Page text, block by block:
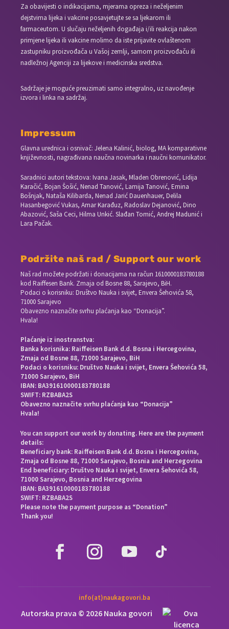
Za obavijesti o indikacijama, mjerama opreza i neželjenim
dejstvima lijeka i vakcine posavjetujte se sa ljekarom ili
farmaceutom. U slučaju neželjenih događaja i/ili reakcija nakon
primjene lijeka ili vakcine molimo da iste prijavite ovlaštenom
zastupniku proizvođača u Vašoj zemlji, samom proizvođaču ili
nadležnoj Agenciji za lijekove i medicinska sredstva.
Sadržaje je moguće preuzimati samo integralno, uz navođenje
izvora i linka na sadržaj.
Impressum
Glavna urednica i osnivač: Jelena Kalinić, biolog, MA komparativne
književnosti, nagrađivana naučna novinarka i naučni komunikator.
Saradnici autori tekstova: Ivana Jasak, Mladen Obrenović, Lidija
Karačić, Bojan Šošić, Nenad Tanović, Lamija Tanović, Emina
Bošnjak, Nataša Kilibarda, Nenad Jarić Dauenhauer, Delila
Hasanbegović Vukas, Amar Karađuz, Radoslav Dejanović, Dino
Abazović, Saša Ceci, Hilma Unkić. Slađan Tomić, Andrej Madunić i
Lara Pačak.
Podržite naš rad / Support our work
Naš rad možete podržati i donacijama na račun 1610000183780188
kod Raiffesen Bank. Zmaja od Bosne 88, Sarajevo, BiH.
Podaci o korisniku: Društvo Nauka i svijet, Envera Šehovića 58,
71000 Sarajevo
Obavezno naznačite svrhu plaćanja kao “Donacija”.
Hvala!
Plaćanje iz inostranstva:
Banka korisnika: Raiffeisen Bank d.d. Bosna i Hercegovina,
Zmaja od Bosne 88, 71000 Sarajevo, BiH
Podaci o korisniku: Društvo Nauka i svijet, Envera Šehovića 58,
71000 Sarajevo, BiH
IBAN: BA391610000183780188
SWIFT: RZBABA2S
Obavezno naznačite svrhu plaćanja kao “Donacija”
Hvala!
You can support our work by donating. Here are the payment
details:
Beneficiary bank: Raiffeisen Bank d.d. Bosna i Hercegovina,
Zmaja od Bosne 88, 71000 Sarajevo, Bosnia and Herzegovina
End beneficiary: Društvo Nauka i svijet, Envera Šehovića 58,
71000 Sarajevo, Bosnia and Herzegovina
IBAN: BA391610000183780188
SWIFT: RZBABA2S
Please note the payment purpose as “Donation”
Thank you!
info(at)naukagovori.ba
Autorska prava © 2026 Nauka govori